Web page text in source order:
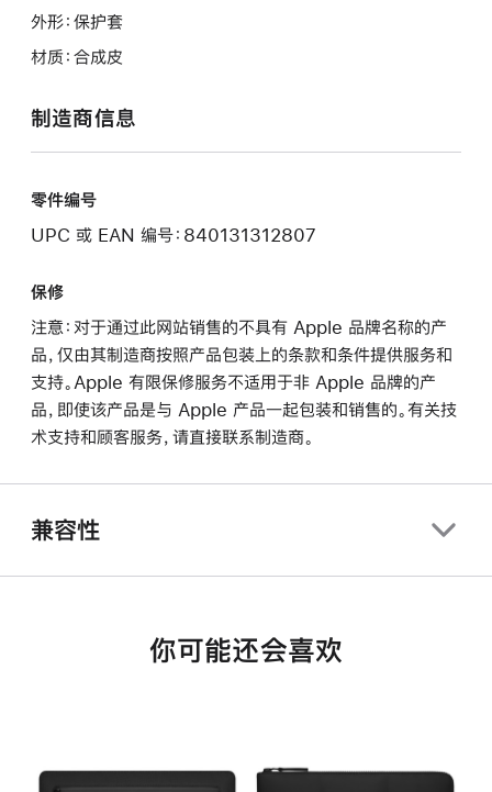
外形：保护套
材质：合成皮
制造商信息
零件编号
UPC 或 EAN 编号：840131312807
保修
注意：对于通过此网站销售的不具有 Apple 品牌名称的产
品，仅由其制造商按照产品包装上的条款和条件提供服务和
支持。Apple 有限保修服务不适用于非 Apple 品牌的产
品，即使该产品是与 Apple 产品一起包装和销售的。有关技
术支持和顾客服务，请直接联系制造商。
兼容性
你可能还会喜欢